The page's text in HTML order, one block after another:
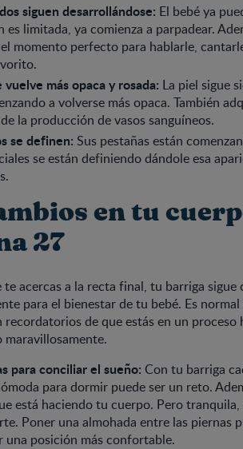
siguen desarrollándose: El bebé ya
es limitada, ya comienza a parpadear.
momento perfecto para hablarle,
vuelve más opaca y rosada: La piel sigue
a volverse más opaca. También
la producción de vasos sanguíneos.
se definen: Sus pestañas están
se están definiendo dándole esa
en tu
27
te acercas a la recta final, tu barriga
para el bienestar de tu bebé. Es
de que estás en un proceso
maravillosamente.
para conciliar el sueño: Con tu barriga
para dormir puede ser un reto.
está haciendo tu cuerpo. Pero
Poner una almohada entre las piernas
una posición más confortable.